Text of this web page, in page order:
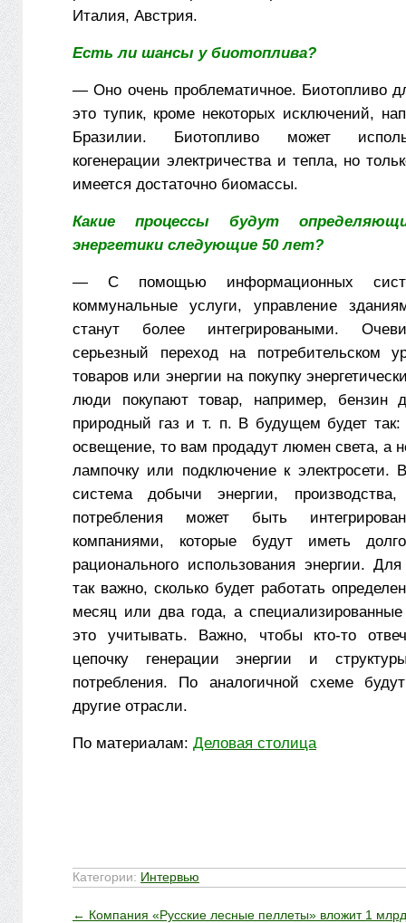
Италия, Австрия.
Есть ли шансы у биотоплива?
— Оно очень проблематичное. Биотопливо
это тупик, кроме некоторых исключений,
Бразилии. Биотопливо может
когенерации электричества и тепла, но
имеется достаточно биомассы.
Какие процессы будут
энергетики следующие 50 лет?
— С помощью информационных
коммунальные услуги, управление
станут более интегрироваными.
серьезный переход на потребительском
товаров или энергии на покупку
люди покупают товар, например, бензин
природный газ и т. п. В будущем будет
освещение, то вам продадут люмен света, а
лампочку или подключение к электросети.
система добычи энергии,
потребления может быть
компаниями, которые будут иметь
рационального использования энергии.
так важно, сколько будет работать
месяц или два года, а
это учитывать. Важно, чтобы кто-то
цепочку генерации энергии и
потребления. По аналогичной схеме
другие отрасли.
По материалам: Деловая столица
Категории: Интервью
← Компания «Русские лесные пеллеты» вложит 1